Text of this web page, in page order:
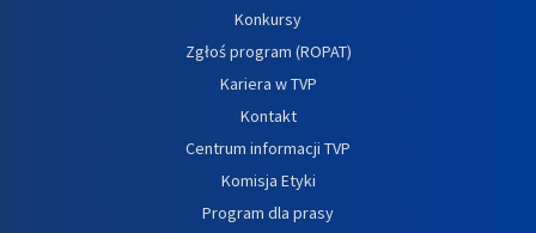
Konkursy
Zgłoś program (ROPAT)
Kariera w TVP
Kontakt
Centrum informacji TVP
Komisja Etyki
Program dla prasy